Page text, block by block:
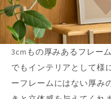
3cmもの厚みあるフレー
でもインテリアとして様
ーフレームにはない厚み